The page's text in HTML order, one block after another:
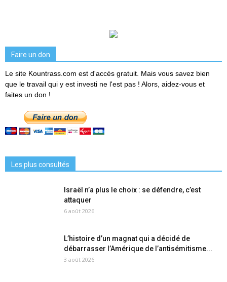
Faire un don
Le site Kountrass.com est d'accès gratuit. Mais vous savez bien
que le travail qui y est investi ne l'est pas ! Alors, aidez-vous et
faites un don !
Les plus consultés
Israël n’a plus le choix : se défendre, c’est
attaquer
6 août 2026
L’histoire d’un magnat qui a décidé de
débarrasser l’Amérique de l’antisémitisme...
3 août 2026